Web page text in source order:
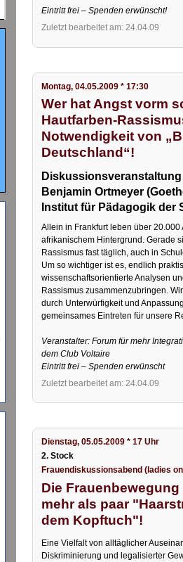
Eintritt frei – Spenden erwünscht!
Zuletzt bearbeitet am: 24.04.09
Montag, 04.05.2009 * 17:30
Wer hat Angst vorm
Hautfarben-
Notwendigkeit von
Deutschland“!
Diskussionsveranstaltung
Benjamin Ortmeyer
Institut für Pädagogik der
Allein in Frankfurt leben über
afrikanischem Hintergrund. Gerade
Rassismus fast täglich, auch in
Um so wichtiger ist es, endlich
wissenschaftsorientierte Analysen
Rassismus zusammenzubringen.
durch Unterwürfigkeit und
gemeinsames Eintreten für unsere
Veranstalter: Forum für mehr
dem Club Voltaire
Eintritt frei – Spenden erwünscht
Zuletzt bearbeitet am: 24.04.09
Dienstag, 05.05.2009 * 17 Uhr
2. Stock
Frauendiskussionsabend (ladies
Die
mehr als paar
dem Kopftuch"!
Eine Vielfalt von alltäglicher
Diskriminierung und legalisierter